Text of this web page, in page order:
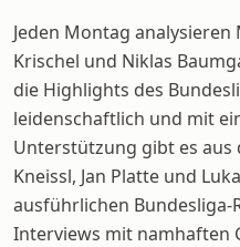
Jeden Montag
Krischel und Niklas
die Highlights des
leidenschaftlich und mit
Unterstützung gibt es aus
Kneissl, Jan Platte und
ausführlichen Bundesliga-
Interviews mit namhaften